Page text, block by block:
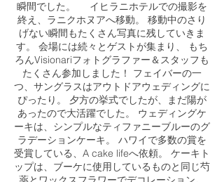
瞬間でした。 イヒラニホテルでの撮影を
終え、ラニクホヌアへ移動。 移動中のさり
げない瞬間もたくさん写真に残していきま
す。 会場には続々とゲストが集まり、 もち
ろんVisionariフォトグラファー＆スタッフも
たくさん参加しました！ フェイバーの一
つ、サングラスはアウトドアウェディングに
ぴったり。 夕方の挙式でしたが、まだ陽が
あったので大活躍でした。 ウェディングケ
ーキは、シンプルなティファニーブルーのグ
ラデーションケーキ。 ハワイで多数の賞を
受賞している、A cake lifeへ依頼。 ケーキト
ップは、ブーケに使用しているものと同じ芍